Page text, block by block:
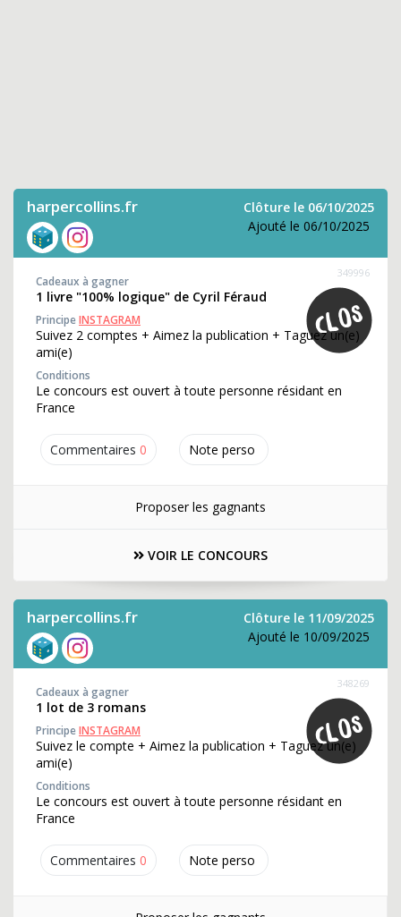
harpercollins.fr
Clôture le 06/10/2025
Ajouté le 06/10/2025
Commentaires 0 Note perso
349996
Cadeaux à gagner
1 livre "100% logique" de Cyril Féraud
PrincipeINSTAGRAM
Suivez 2 comptes + Aimez la publication + Taguez un(e)
ami(e)
Conditions
Le concours est ouvert à toute personne résidant en
France
Proposer les gagnants
VOIR LE CONCOURS
harpercollins.fr
Clôture le 11/09/2025
Ajouté le 10/09/2025
Commentaires 0 Note perso
348269
Cadeaux à gagner
1 lot de 3 romans
PrincipeINSTAGRAM
Suivez le compte + Aimez la publication + Taguez un(e)
ami(e)
Conditions
Le concours est ouvert à toute personne résidant en
France